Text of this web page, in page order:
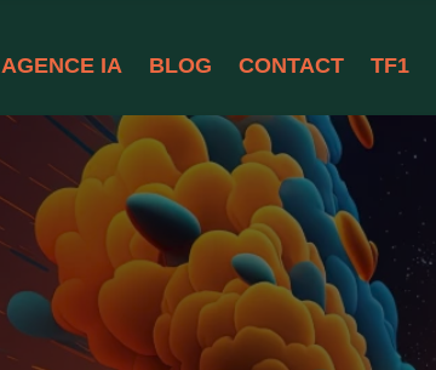
AGENCE IA BLOG CONTACT TF1